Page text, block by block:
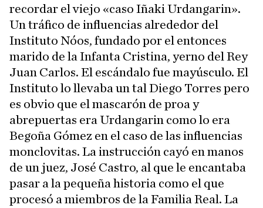
recordar el viejo «caso Iñaki Urdangarin».
Un tráfico de influencias alrededor del
Instituto Nóos, fundado por el entonces
marido de la Infanta Cristina, yerno del Rey
Juan Carlos. El escándalo fue mayúsculo. El
Instituto lo llevaba un tal Diego Torres pero
es obvio que el mascarón de proa y
abrepuertas era Urdangarin como lo era
Begoña Gómez en el caso de las influencias
monclovitas. La instrucción cayó en manos
de un juez, José Castro, al que le encantaba
pasar a la pequeña historia como el que
procesó a miembros de la Familia Real. La